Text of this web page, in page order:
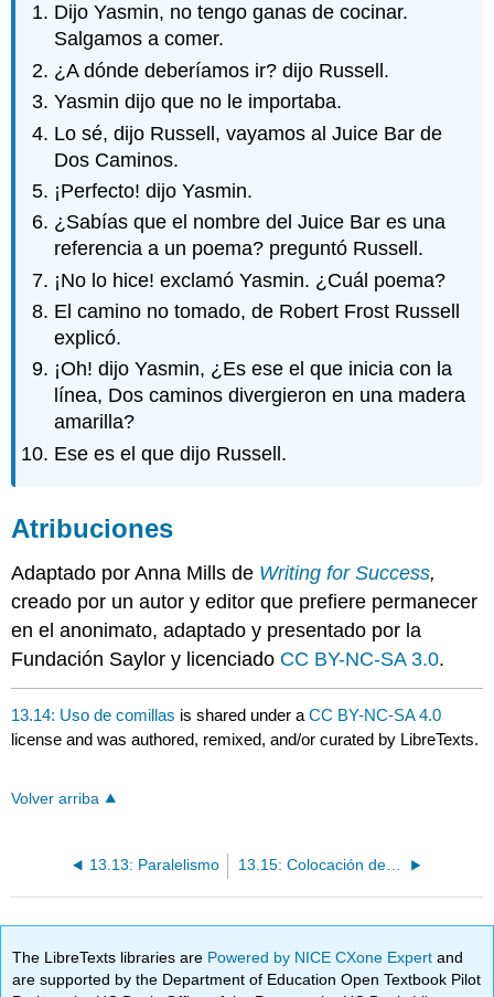
Dijo Yasmin, no tengo ganas de cocinar.
Salgamos a comer.
¿A dónde deberíamos ir? dijo Russell.
Yasmin dijo que no le importaba.
Lo sé, dijo Russell, vayamos al Juice Bar de
Dos Caminos.
¡Perfecto! dijo Yasmin.
¿Sabías que el nombre del Juice Bar es una
referencia a un poema? preguntó Russell.
¡No lo hice! exclamó Yasmin. ¿Cuál poema?
El camino no tomado, de Robert Frost Russell
explicó.
¡Oh! dijo Yasmin, ¿Es ese el que inicia con la
línea, Dos caminos divergieron en una madera
amarilla?
Ese es el que dijo Russell.
Atribuciones
Adaptado por Anna Mills de Writing for Success,
creado por un autor y editor que prefiere permanecer
en el anonimato, adaptado y presentado por la
Fundación Saylor y licenciado CC BY-NC-SA 3.0.
13.14: Uso de comillas is shared under aCC BY-NC-SA 4.0
license and was authored, remixed, and/or curated by LibreTexts.
Volver arriba
13.13: Paralelismo 13.15: Colocación de una cita en una oración
The LibreTexts libraries are Powered by NICE CXone Expertand
are supported by the Department of Education Open Textbook Pilot